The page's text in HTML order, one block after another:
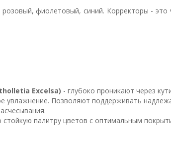
фиолетовый, синий. Корректоры -
Excelsa) - глубоко проникают через
увлажнение. Позволяют поддерживать
стойкую палитру цветов с оптимальным